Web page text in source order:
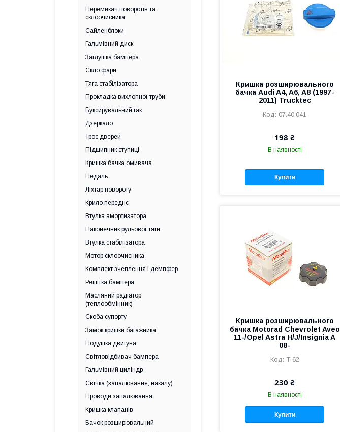
Кришка розширювального
бачка Audi A4, A6, A8 (1997-
2011) Trucktec
07.40.041
198 ₴
В наявності
Купити
Кришка розширювального
бачка Motorad Chevrolet Aveo
11-/Opel Astra H/J/Insignia A
08-
T-62
230 ₴
В наявності
Купити
Перемикач поворотів та
склоочисника
Сайленблоки
Гальмівний диск
Заглушка бампера
Скло фари
Тяга стабілізатора
Прокладка вихлопної труби
Буксирувальний гак
Дзеркало
Трос дверей
Підшипник ступиці
Кришка бачка омивача
Педаль
Ліхтар повороту
Крило переднє
Втулка амортизатора
Наконечник рульової тяги
Втулка стабілізатора
Мотор склоочисника
Комплект зчеплення і демпфер
Решітка бампера
Масляний радіатор
(теплообмінник)
Скоба супорту
Замок кришки багажника
Подушка двигуна
Світловідбивач бампера
Гальмівний циліндр
Свічка (запалювання, накалу)
Проводи запалювання
Кришка клапанів
Бачок розширювальний